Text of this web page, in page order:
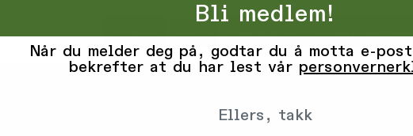
Bli medlem!
Når du melder deg på, godtar du å motta e-
bekrefter at du har lest vår
Ellers, takk